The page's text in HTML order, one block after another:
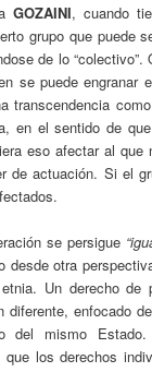
GOZAINI, cuando
grupo que puede
de lo “colectivo”.
se puede engranar
transcendencia
en el sentido de
eso afectar al que
de actuación. Si el
se persigue
desde otra
Un derecho de
diferente, enfocado
del mismo
que los derechos